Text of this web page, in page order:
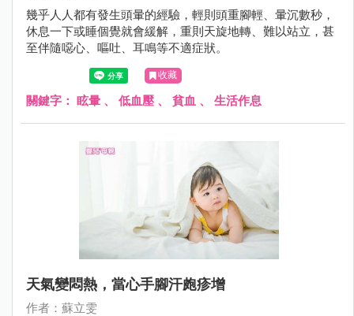
幾乎人人都有發生頭暈的經驗，輕則頭重腳輕、暈沉數秒，
休息一下或睡個覺就會緩解，重則天旋地轉、難以站立，甚
至伴隨噁心、嘔吐、耳鳴等不適症狀。
收藏
關鍵字： 眩暈 、 低血壓 、 貧血 、 生活作息
天氣變悶熱，當心手腳汗皰疹增
作者：蘇立雯